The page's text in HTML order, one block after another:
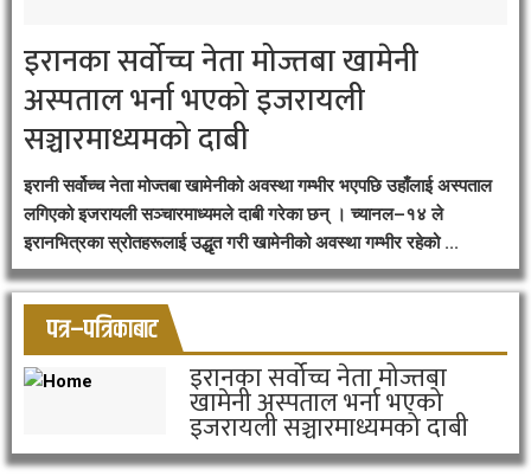
इरानका सर्वोच्च नेता मोज्तबा खामेनी
अस्पताल भर्ना भएको इजरायली
सञ्चारमाध्यमको दाबी
इरानी सर्वोच्च नेता मोज्तबा खामेनीको अवस्था गम्भीर भएपछि उहाँलाई अस्पताल
लगिएको इजरायली सञ्चारमाध्यमले दाबी गरेका छन् । च्यानल–१४ ले
इरानभित्रका स्रोतहरूलाई उद्धृत गरी खामेनीको अवस्था गम्भीर रहेको ...
पत्र–पत्रिकाबाट
इरानका सर्वोच्च नेता मोज्तबा
खामेनी अस्पताल भर्ना भएको
इजरायली सञ्चारमाध्यमको दाबी